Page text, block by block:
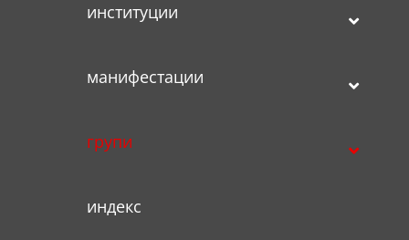
институции
манифестации
групи
индекс